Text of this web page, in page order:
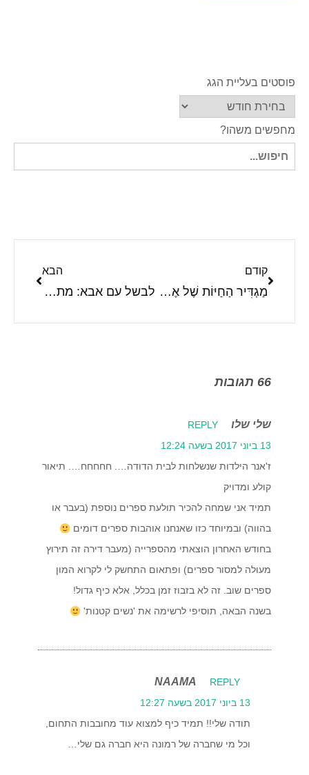
פוסטים בעליית הגג
מחפשים משהו?
חיפוש
עבור:
קודם
מַגְדִּיר הַחַיּוֹת שֶׁל אֶרֶץ נוֹעַמִית
הבא
לבשל עם אבא: מתנה מקסימה לבן זוג בשלן
66 תגובות
שלי שלו
REPLY
13 ביוני 2017 בשעה 12:24
ז'אנר הילדות שנשלחות לבית הדודה…. חחחחח…. תיאור
קולע ומדויק
תמיד אני שמחה להכיר תולעת ספרים נוספת (בעבר או
בהווה) ובמיוחד כזו שאנחנו אוהבות ספרים דומים
בחודש האחרון הוצאתי מהספרייה (מעבר דירה זה תירוץ
מעולה למסור ספרים) ופתאום התחשק לי לקרוא המון
ספרים שוב. זה לא בזבוז זמן בכלל, אלא כיף גדול!
בשנה הבאה, תוסיפי לרשימה את 'נשים קטנות'
NAAMA
REPLY
13 ביוני 2017 בשעה 12:27
תודה שלי!! תמיד כיף למצוא עוד מחובבות התחום,
וכל מי שחברה של רמונה היא חברה גם שלי…